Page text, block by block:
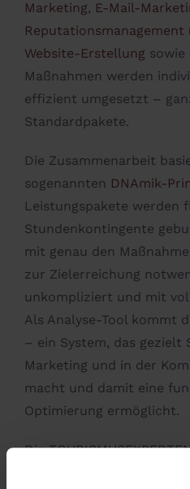
Marketing, E-Mail-
Reputationsmanagement
Website-Erstellung sowie
Maßnahmen werden
effizient umgesetzt –
Standardpakete.
Die Zusammenarbeit
sogenannten DNAmik-
Leistungspakete werden
Stundenkontingente
mit genau den
zur Zielerreichung
unkompliziert und mit
Als Analyse-Tool kommt
– ein System, das gezielt
Marketing und in der
macht und damit eine
Optimierung ermöglicht.
Die
als klassische Agentur,